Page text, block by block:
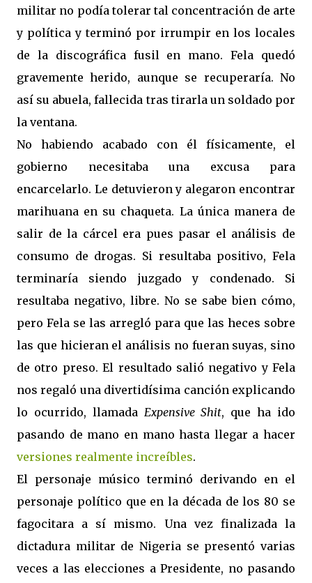
militar no podía tolerar tal concentración de arte
y política y terminó por irrumpir en los locales
de la discográfica fusil en mano. Fela quedó
gravemente herido, aunque se recuperaría. No
así su abuela, fallecida tras tirarla un soldado por
la ventana.
No habiendo acabado con él físicamente, el
gobierno necesitaba una excusa para
encarcelarlo. Le detuvieron y alegaron encontrar
marihuana en su chaqueta. La única manera de
salir de la cárcel era pues pasar el análisis de
consumo de drogas. Si resultaba positivo, Fela
terminaría siendo juzgado y condenado. Si
resultaba negativo, libre. No se sabe bien cómo,
pero Fela se las arregló para que las heces sobre
las que hicieran el análisis no fueran suyas, sino
de otro preso. El resultado salió negativo y Fela
nos regaló una divertidísima canción explicando
lo ocurrido, llamada Expensive Shit, que ha ido
pasando de mano en mano hasta llegar a hacer
versiones realmente increíbles.
El personaje músico terminó derivando en el
personaje político que en la década de los 80 se
fagocitara a sí mismo. Una vez finalizada la
dictadura militar de Nigeria se presentó varias
veces a las elecciones a Presidente, no pasando